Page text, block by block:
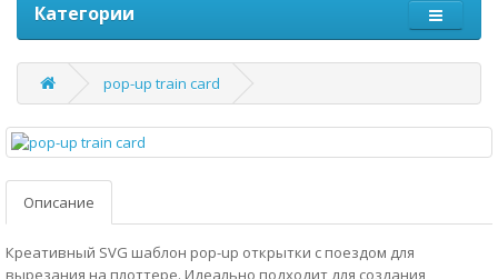
Категории
pop-up train card
Описание
Креативный SVG шаблон pop-up открытки с поездом для
вырезания на плоттере. Идеально подходит для создания